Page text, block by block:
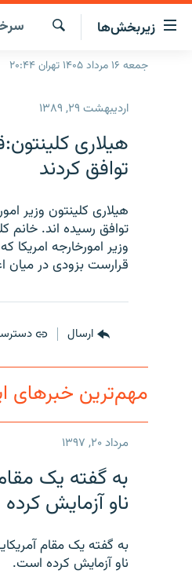
لینک‌های
قابلیت
دسترسی
زیربخش‌ها
صفحه اصلی
انتخاب کنید و بشنوید
برنامه‌های رادیویی
چندرسانه‌ای
گزارش‌های تصویری
گزارش‌های ویدئویی
جستجو
جمعه ۱۶ مرداد ۱۴۰۵ تهران ۲۰:۴۴
اردیبهشت ۲۹, ۱۳۸۹
هیلاری
توافق کردند
هیلاری کلینتون وزیر
توافق رسیده اند.
وزیر امورخارجه
قرارست بزودی در میان
ارسال
مهم‌ترین خبرهای
مرداد ۲۰, ۱۳۹۷
به گفته یک
ناو آزمایش
به گفته یک مقام
ناو آزمایش کرده است.